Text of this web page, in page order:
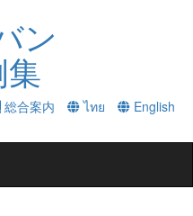
総合案内 ไทย
English